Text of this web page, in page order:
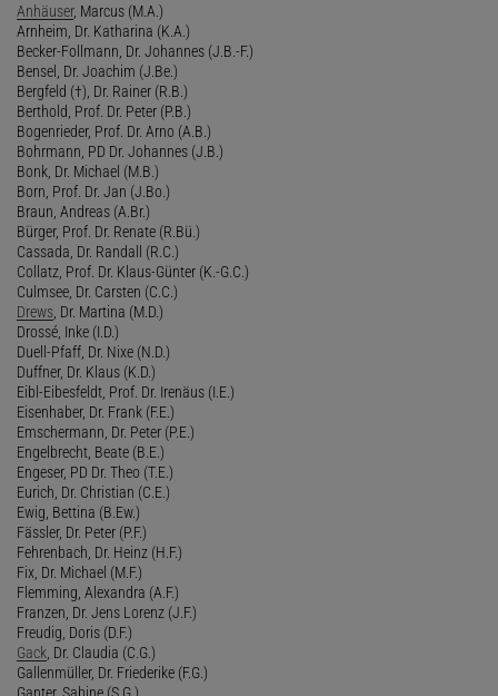
Anhäuser, Marcus (M.A.)
Arnheim, Dr. Katharina (K.A.)
Becker-Follmann, Dr. Johannes (J.B.-F.)
Bensel, Dr. Joachim (J.Be.)
Bergfeld (†), Dr. Rainer (R.B.)
Berthold, Prof. Dr. Peter (P.B.)
Bogenrieder, Prof. Dr. Arno (A.B.)
Bohrmann, PD Dr. Johannes (J.B.)
Bonk, Dr. Michael (M.B.)
Born, Prof. Dr. Jan (J.Bo.)
Braun, Andreas (A.Br.)
Bürger, Prof. Dr. Renate (R.Bü.)
Cassada, Dr. Randall (R.C.)
Collatz, Prof. Dr. Klaus-Günter (K.-G.C.)
Culmsee, Dr. Carsten (C.C.)
Drews , Dr. Martina (M.D.)
Drossé, Inke (I.D.)
Duell-Pfaff, Dr. Nixe (N.D.)
Duffner, Dr. Klaus (K.D.)
Eibl-Eibesfeldt, Prof. Dr. Irenäus (I.E.)
Eisenhaber, Dr. Frank (F.E.)
Emschermann, Dr. Peter (P.E.)
Engelbrecht, Beate (B.E.)
Engeser, PD Dr. Theo (T.E.)
Eurich, Dr. Christian (C.E.)
Ewig, Bettina (B.Ew.)
Fässler, Dr. Peter (P.F.)
Fehrenbach, Dr. Heinz (H.F.)
Fix, Dr. Michael (M.F.)
Flemming, Alexandra (A.F.)
Franzen, Dr. Jens Lorenz (J.F.)
Freudig, Doris (D.F.)
Gack , Dr. Claudia (C.G.)
Gallenmüller, Dr. Friederike (F.G.)
Ganter, Sabine (S.G.)